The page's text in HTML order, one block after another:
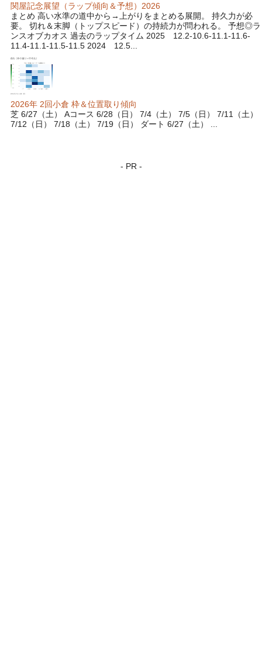
関屋記念展望（ラップ傾向＆予想）2026
まとめ 高い水準の道中から→上がりをまとめる展開。 持久力が必
要。 切れ＆末脚（トップスピード）の持続力が問われる。 予想◎ラ
ンスオブカオス 過去のラップタイム 2025 12.2-10.6-11.1-11.6-
11.4-11.1-11.5-11.5 2024 12.5...
2026年 2回小倉 枠＆位置取り傾向
芝 6/27（土） Aコース 6/28（日） 7/4（土） 7/5（日） 7/11（土）
7/12（日） 7/18（土） 7/19（日） ダート 6/27（土） ...
- PR -